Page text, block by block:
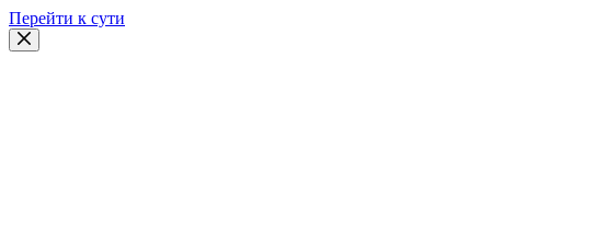
Перейти к сути